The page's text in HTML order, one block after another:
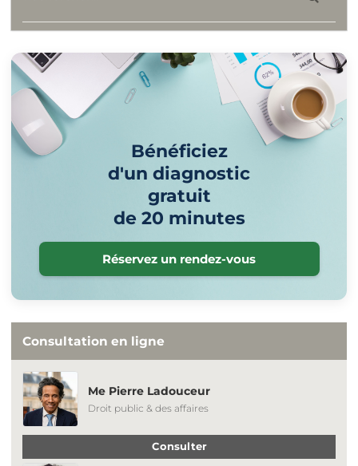
Bénéficiez
d'un diagnostic
gratuit
de 20 minutes
Réservez un rendez-vous
Consultation en ligne
Me Pierre Ladouceur
Droit public & des affaires
Consulter